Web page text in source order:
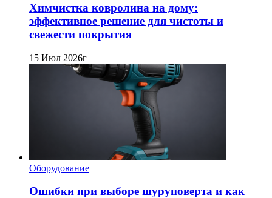
Химчистка ковролина на дому:
эффективное решение для чистоты и
свежести покрытия
15 Июл 2026г
Оборудование
Ошибки при выборе шуруповерта и как